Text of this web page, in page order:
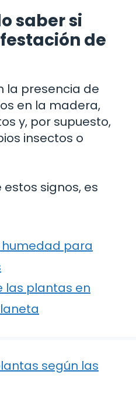
saber si
de
la presencia de
en la madera,
y, por supuesto,
insectos o
signos, es
para
las plantas en
según las